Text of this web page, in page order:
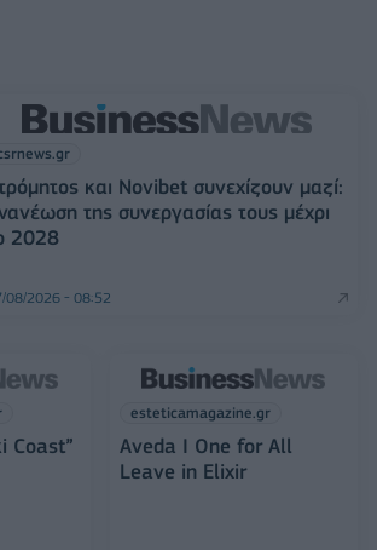
και Novibet συνεχίζουν μαζί:
της συνεργασίας τους μέχρι
2028
08/2026 - 08:52
Coast”
esteticamagazine.gr
Aveda I One for All
Leave in Elixir